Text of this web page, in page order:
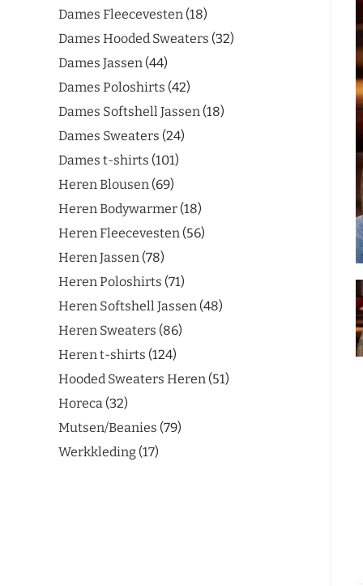
Dames Fleecevesten 18
Dames Hooded Sweaters 32
Dames Jassen 44
Dames Poloshirts 42
Dames Softshell Jassen 18
Dames Sweaters 24
Dames t-shirts 101
Heren Blousen 69
Heren Bodywarmer 18
Heren Fleecevesten 56
Heren Jassen 78
Heren Poloshirts 71
Heren Softshell Jassen 48
Heren Sweaters 86
Heren t-shirts 124
Hooded Sweaters Heren 51
Horeca 32
Mutsen/Beanies 79
Werkkleding 17